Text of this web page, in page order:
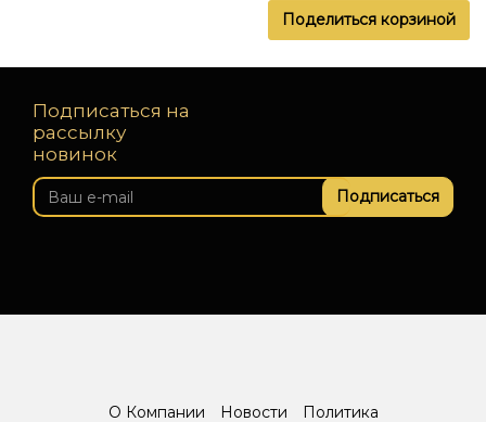
Поделиться корзиной
Подписаться на
рассылку
новинок
Подписаться
О Компании Новости Политика